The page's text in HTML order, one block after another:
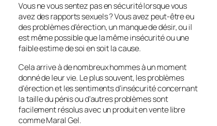
Vous ne vous sentez pas en sécurité lorsque vous
avez des rapports sexuels ? Vous avez peut-être eu
des problèmes d’érection, un manque de désir, ou il
est même possible que la même insécurité ou une
faible estime de soi en soit la cause.
Cela arrive à de nombreux hommes à un moment
donné de leur vie. Le plus souvent, les problèmes
d’érection et les sentiments d’insécurité concernant
la taille du pénis ou d’autres problèmes sont
facilement résolus avec un produit en vente libre
comme Maral Gel.